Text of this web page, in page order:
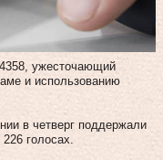
ужесточающий
и использованию
в четверг поддержали
голосах.